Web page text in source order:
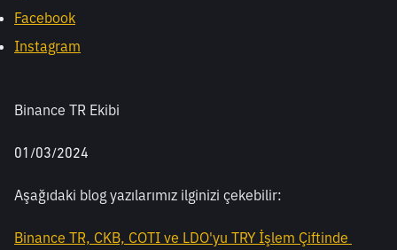
Facebook
Instagram
Binance TR Ekibi
01/03/2024
Aşağıdaki blog yazılarımız ilginizi çekebilir:
Binance TR, CKB, COTI ve LDO'yu TRY İşlem Çiftinde